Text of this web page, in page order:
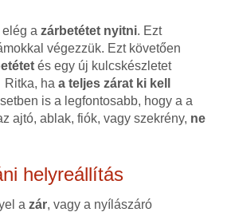
elég a zárbetétet nyitni. Ezt
végezzük. Ezt követően
és egy új kulcskészletet
Ritka, ha a teljes zárat ki kell
is a legfontosabb, hogy a a
ajtó, ablak, fiók, vagy szekrény, ne
helyreállítás
a zár, vagy a nyílászáró